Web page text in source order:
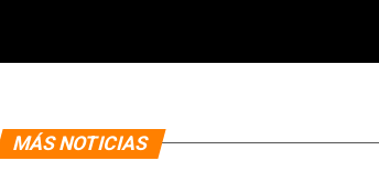
MÁS NOTICIAS